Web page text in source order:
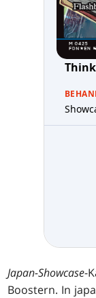
Japan-Showcase-
Boostern. In